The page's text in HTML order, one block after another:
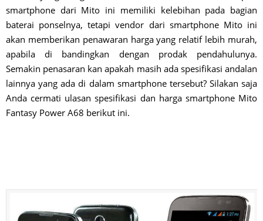
smartphone dari Mito ini memiliki kelebihan pada bagian
baterai ponselnya, tetapi vendor dari smartphone Mito ini
akan memberikan penawaran harga yang relatif lebih murah,
apabila di bandingkan dengan prodak pendahulunya.
Semakin penasaran kan apakah masih ada spesifikasi andalan
lainnya yang ada di dalam smartphone tersebut? Silakan saja
Anda cermati ulasan spesifikasi dan harga smartphone Mito
Fantasy Power A68 berikut ini.